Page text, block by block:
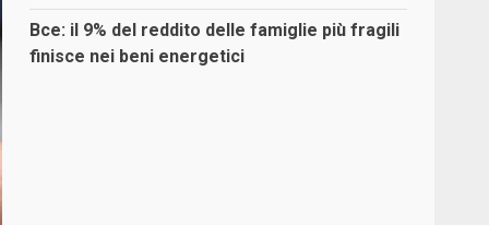
Bce: il 9% del reddito delle famiglie più fragili
finisce nei beni energetici